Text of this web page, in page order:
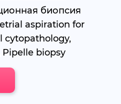
биопсия
aspiration for
cytopathology,
biopsy